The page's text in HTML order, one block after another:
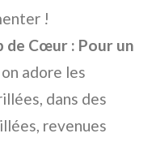
!
de Cœur : Pour un
adore les
dans des
revenues